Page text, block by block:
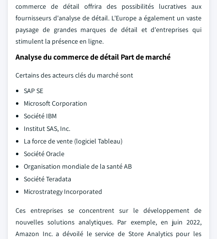
commerce de détail offrira des possibilités lucratives aux
fournisseurs d'analyse de détail. L'Europe a également un vaste
paysage de grandes marques de détail et d'entreprises qui
stimulent la présence en ligne.
Analyse du commerce de détail Part de marché
Certains des acteurs clés du marché sont
SAP SE
Microsoft Corporation
Société IBM
Institut SAS, Inc.
La force de vente (logiciel Tableau)
Société Oracle
Organisation mondiale de la santé AB
Société Teradata
Microstrategy Incorporated
Ces entreprises se concentrent sur le développement de
nouvelles solutions analytiques. Par exemple, en juin 2022,
Amazon Inc. a dévoilé le service de Store Analytics pour les